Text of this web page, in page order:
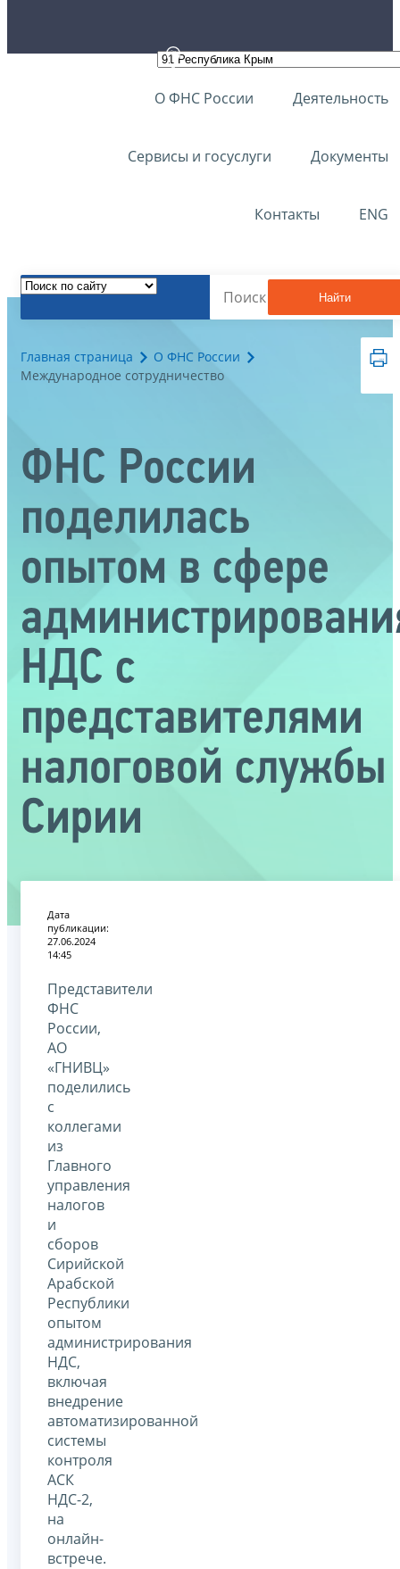
О ФНС России Деятельность
Сервисы и госуслуги Документы
Контакты ENG
Найти
Главная страница
О ФНС России
Международное сотрудничество
ФНС России
поделилась
опытом в сфере
НДС с
представителями
налоговой службы
Сирии
Дата
публикации:
27.06.2024
14:45
Представители
ФНС
России,
АО
«ГНИВЦ»
поделились
с
коллегами
из
Главного
управления
налогов
и
сборов
Сирийской
Арабской
Республики
опытом
администрирования
НДС,
включая
внедрение
автоматизированной
системы
контроля
АСК
НДС-2,
на
онлайн-
встрече.